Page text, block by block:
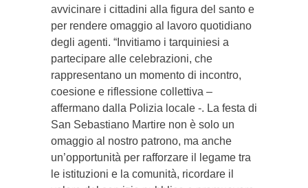
avvicinare i cittadini alla figura del santo e
per rendere omaggio al lavoro quotidiano
degli agenti. “Invitiamo i tarquiniesi a
partecipare alle celebrazioni, che
rappresentano un momento di incontro,
coesione e riflessione collettiva –
affermano dalla Polizia locale -. La festa di
San Sebastiano Martire non è solo un
omaggio al nostro patrono, ma anche
un’opportunità per rafforzare il legame tra
le istituzioni e la comunità, ricordare il